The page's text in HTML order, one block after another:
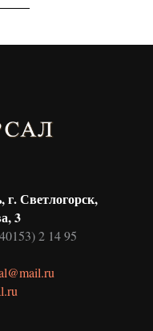
г. Светлогорск,
3
2 14 95